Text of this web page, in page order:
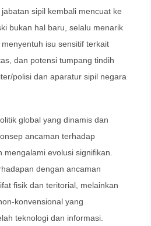
sipil kembali mencuat ke
bukan hal baru, selalu menarik
isu sensitif terkait
dan potensi tumpang tindih
polisi dan aparatur sipil negara
global yang dinamis dan
ancaman terhadap
evolusi signifikan.
dengan ancaman
fisik dan teritorial, melainkan
konvensional yang
teknologi dan informasi.